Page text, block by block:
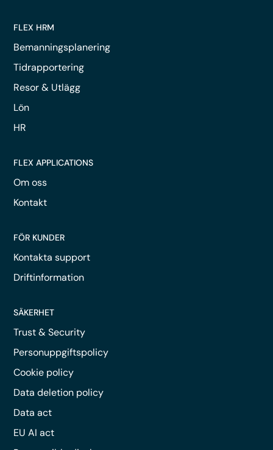
FLEX HRM
Bemanningsplanering
Tidrapportering
Resor & Utlägg
Lön
HR
FLEX APPLICATIONS
Om oss
Kontakt
FÖR KUNDER
Kontakta support
Driftinformation
SÄKERHET
Trust & Security
Personuppgiftspolicy
Cookie policy
Data deletion policy
Data act
EU AI act